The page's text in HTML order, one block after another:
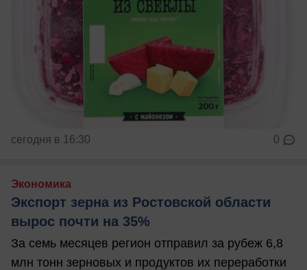
сегодня в 16:30 0
Экономика
Экспорт зерна из Ростовской области
вырос почти на 35%
За семь месяцев регион отправил за рубеж 6,8
млн тонн зерновых и продуктов их переработки